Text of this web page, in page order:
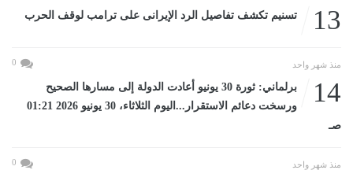
13 تسنيم تكشف تفاصيل الرد الإيرانى على ترامب لوقف الحرب
منذ شهر واحد 0
14
برلماني: ثورة 30 يونيو أعادت الدولة إلى مسارها الصحيح
ورسخت دعائم الاستقرار...اليوم الثلاثاء، 30 يونيو 2026 01:21
صـ
منذ شهر واحد 0